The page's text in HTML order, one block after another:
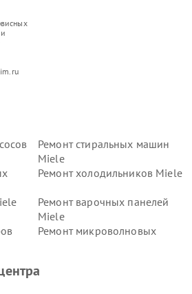
Ремонт стиральных машин
Miele
Ремонт холодильников Miele
Ремонт варочных панелей
Miele
Ремонт микроволновых